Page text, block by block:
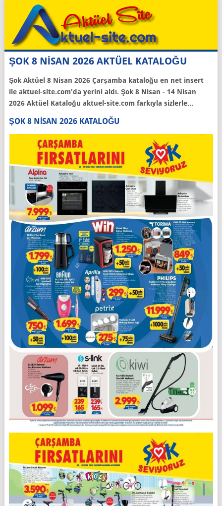
ŞOK 8 NİSAN 2026 AKTÜEL KATALOĞU
Şok Aktüel 8 Nisan 2026 Çarşamba kataloğu en net insert
ile aktuel-site.com'da yerini aldı. Şok 8 Nisan - 14 Nisan
2026 Aktüel Kataloğu aktuel-site.com farkıyla sizlerle...
ŞOK 8 NISAN 2026 KATALOĞU